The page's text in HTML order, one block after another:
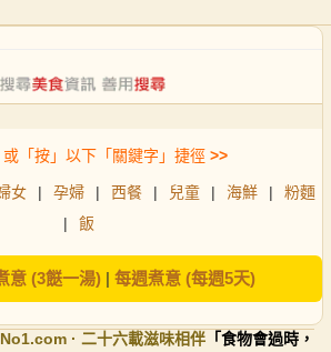
「按」以下「關鍵字」捷徑 >>
女 | 孕婦 | 西餐 | 兒童 | 海鮮 |
粉麵
|
飯
意 (3餸一湯)| 每週煮意 (每週5天)
.com · 二十六載滋味相伴 「食物會過時，